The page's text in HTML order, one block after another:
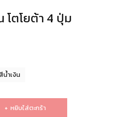
โตโยต้า 4 ปุ่ม
น้ำเงิน
หยิบใส่ตะกร้า